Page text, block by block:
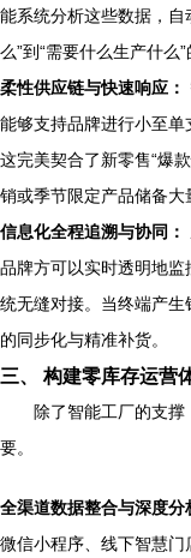
能系统分析这些数据，自
么”到“需要什么生产什么
柔性供应链与快速响应：
能够支持品牌进行小至单
这完美契合了新零售“爆
销或季节限定产品储备大
信息化全程追溯与协同：
品牌方可以实时透明地
统无缝对接。当终端产
的同步化与精准补货。
三、 构建零库存运营
除了智能工厂的支
要。
全渠道数据整合与深度分
微信小程序、线下智慧门